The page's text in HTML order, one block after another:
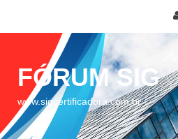
FÓRUM SIG
www.sigcertificadora.com.br